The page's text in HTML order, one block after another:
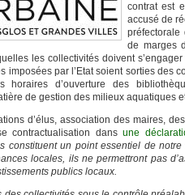
contrat est
accusé de
préfectorale
de marges
les collectivités doivent
imposées par l’Etat soient sorties des
horaires d’ouverture des
de gestion des milieux aquatiques
d’élus, association des maires,
contractualisation dansune
constituent un point essentiel de
locales, ils ne permettront pas
publics locaux.